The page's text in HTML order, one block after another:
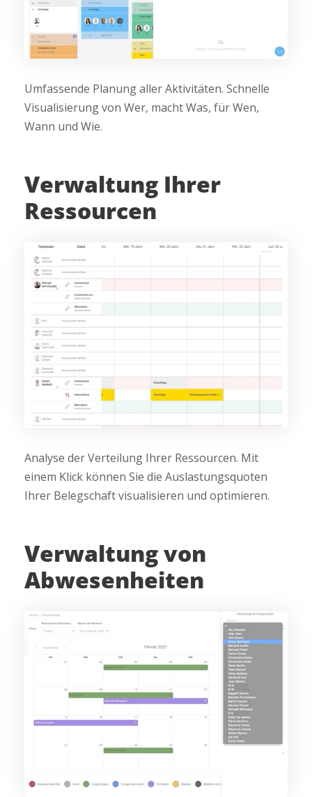
Umfassende Planung aller Aktivitäten. Schnelle
Visualisierung von Wer, macht Was, für Wen,
Wann und Wie.
Verwaltung Ihrer
Ressourcen
Analyse der Verteilung Ihrer Ressourcen. Mit
einem Klick können Sie die Auslastungsquoten
Ihrer Belegschaft visualisieren und optimieren.
Verwaltung von
Abwesenheiten